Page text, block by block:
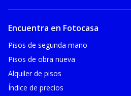
Encuentra en Fotocasa
Pisos de segunda mano
Pisos de obra nueva
Alquiler de pisos
Índice de precios